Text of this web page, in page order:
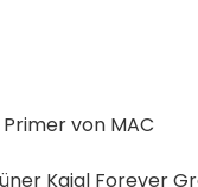
Primer von MAC
Kajal Forever